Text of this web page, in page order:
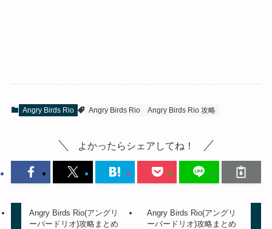
Angry Birds Rio Angry Birds Rio Angry Birds Rio 攻略
よかったらシェアしてね！
Angry Birds Rio(アングリ
ーバードリオ)攻略まとめ
Angry Birds Rio(アングリ
ーバードリオ)攻略まとめ